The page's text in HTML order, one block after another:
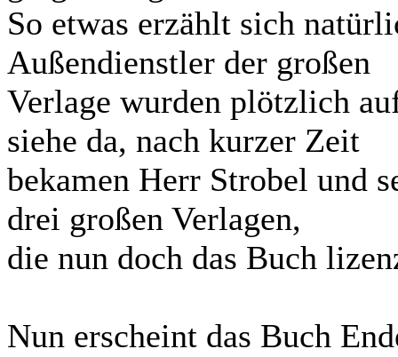
So etwas erzählt sich
Außendienstler der großen
Verlage wurden plötzlich
siehe da, nach kurzer Zeit
bekamen Herr Strobel und
drei großen Verlagen,
die nun doch das Buch
Nun erscheint das Buch